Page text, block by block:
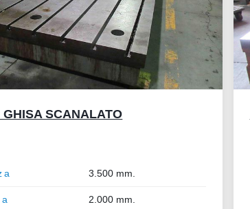
GHISA SCANALATO
3.500 mm.
2.000 mm.